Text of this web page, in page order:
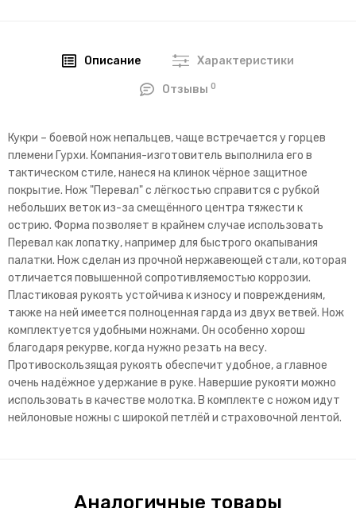
Описание Характеристики
Отзывы0
Кукри – боевой нож непальцев, чаще встречается у горцев
племени Гурхи. Компания-изготовитель выполнила его в
тактическом стиле, нанеся на клинок чёрное защитное
покрытие. Нож "Перевал" с лёгкостью справится с рубкой
небольших веток из-за смещённого центра тяжести к
острию. Форма позволяет в крайнем случае использовать
Перевал как лопатку, например для быстрого окапывания
палатки. Нож сделан из прочной нержавеющей стали, которая
отличается повышенной сопротивляемостью коррозии.
Пластиковая рукоять устойчива к износу и повреждениям,
также на ней имеется полноценная гарда из двух ветвей. Нож
комплектуется удобными ножнами. Он особенно хорош
благодаря рекурве, когда нужно резать на весу.
Противоскользящая рукоять обеспечит удобное, а главное
очень надёжное удержание в руке. Навершие рукояти можно
использовать в качестве молотка. В комплекте с ножом идут
нейлоновые ножны с широкой петлёй и страховочной лентой.
Аналогичные товары